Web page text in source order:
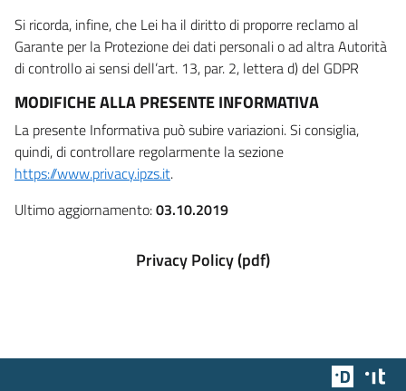
Si ricorda, infine, che Lei ha il diritto di proporre reclamo al
Garante per la Protezione dei dati personali o ad altra Autorità
di controllo ai sensi dell’art. 13, par. 2, lettera d) del GDPR
MODIFICHE ALLA PRESENTE INFORMATIVA
La presente Informativa può subire variazioni. Si consiglia,
quindi, di controllare regolarmente la sezione
https://www.privacy.ipzs.it.
Ultimo aggiornamento:03.10.2019
Privacy Policy (pdf)
Team